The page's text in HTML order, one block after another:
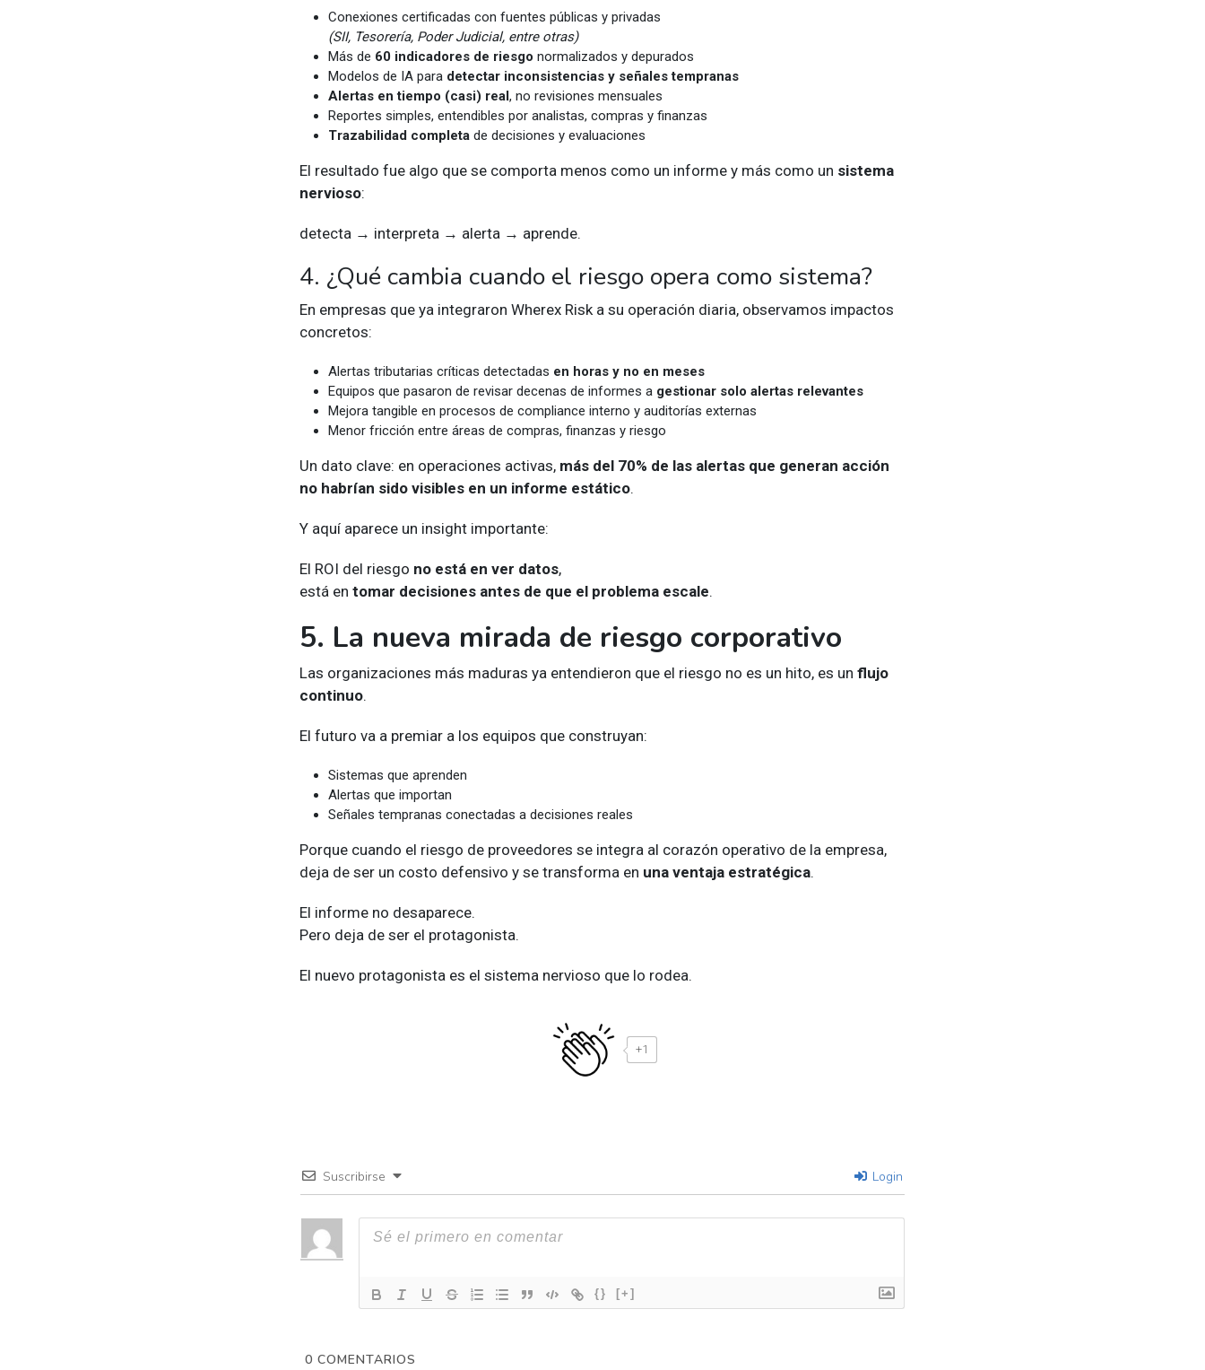
Conexiones certificadas con fuentes públicas y privadas
(SII, Tesorería, Poder Judicial, entre otras)
Más de 60 indicadores de riesgo normalizados y depurados
Modelos de IA para detectar inconsistencias y señales tempranas
Alertas en tiempo (casi) real, no revisiones mensuales
Reportes simples, entendibles por analistas, compras y finanzas
Trazabilidad completa de decisiones y evaluaciones
El resultado fue algo que se comporta menos como un informe y más como un sistema
nervioso:
detecta → interpreta → alerta → aprende.
4. ¿Qué cambia cuando el riesgo opera como sistema?
En empresas que ya integraron Wherex Risk a su operación diaria, observamos impactos
concretos:
Alertas tributarias críticas detectadas en horas y no en meses
Equipos que pasaron de revisar decenas de informes a gestionar solo alertas relevantes
Mejora tangible en procesos de compliance interno y auditorías externas
Menor fricción entre áreas de compras, finanzas y riesgo
Un dato clave: en operaciones activas, más del 70% de las alertas que generan acción
no habrían sido visibles en un informe estático.
Y aquí aparece un insight importante:
El ROI del riesgo no está en ver datos,
está en tomar decisiones antes de que el problema escale.
5. La nueva mirada de riesgo corporativo
Las organizaciones más maduras ya entendieron que el riesgo no es un hito, es un flujo
continuo.
El futuro va a premiar a los equipos que construyan:
Sistemas que aprenden
Alertas que importan
Señales tempranas conectadas a decisiones reales
Porque cuando el riesgo de proveedores se integra al corazón operativo de la empresa,
deja de ser un costo defensivo y se transforma en una ventaja estratégica.
El informe no desaparece.
Pero deja de ser el protagonista.
El nuevo protagonista es el sistema nervioso que lo rodea.
+1
Suscribirse Login
{} [+]
0 COMENTARIOS